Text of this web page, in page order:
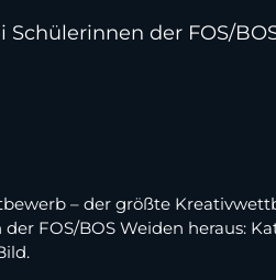
Schülerinnen der FOS/
– der größte
FOS/BOS Weiden heraus: